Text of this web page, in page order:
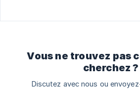
Vous ne trouvez pas
cherchez ?
Discutez avec nous ou